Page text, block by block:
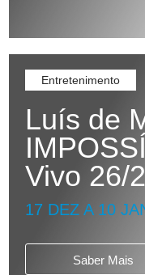
Entretenimento
Luís de
Vivo 26/
17 DEZ A 10
Saber Mais